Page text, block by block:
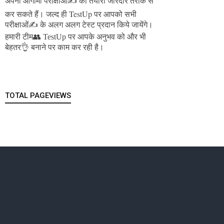
कर सकते हैं।जल्द ही TestUp पर आपको सभी
परीक्षाओं✍️ के अलग अलग टेस्ट प्रदान किये जायेंगे।
हमारी टीम👥 TestUp पर आपके अनुभव को और भी
बेहतर👌 बनाने पर काम कर रही है।
TOTAL PAGEVIEWS